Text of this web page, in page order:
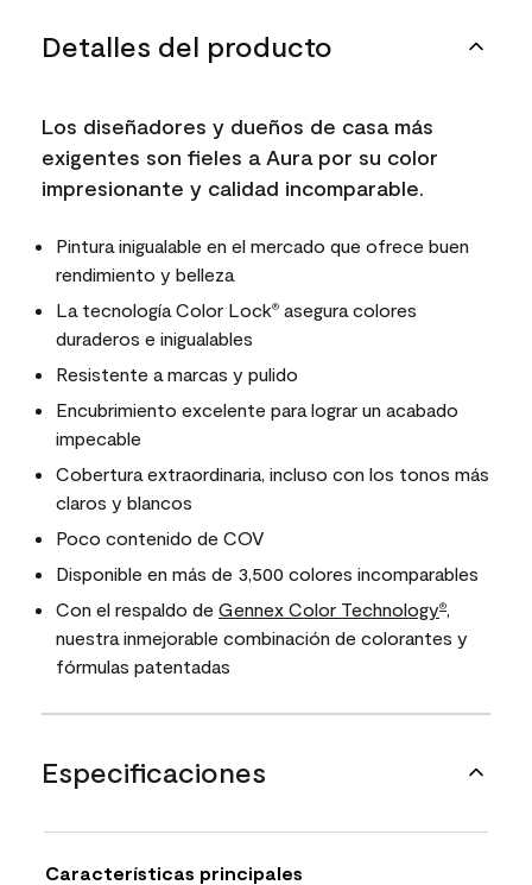
Detalles del producto
Los diseñadores y dueños de casa más
exigentes son fieles a Aura por su color
impresionante y calidad incomparable.
Pintura inigualable en el mercado que ofrece buen
rendimiento y belleza
La tecnología Color Lock® asegura colores
duraderos e inigualables
Resistente a marcas y pulido
Encubrimiento excelente para lograr un acabado
impecable
Cobertura extraordinaria, incluso con los tonos más
claros y blancos
Poco contenido de COV
Disponible en más de 3,500 colores incomparables
Con el respaldo de Gennex Color Technology®,
nuestra inmejorable combinación de colorantes y
fórmulas patentadas
Especificaciones
Características principales